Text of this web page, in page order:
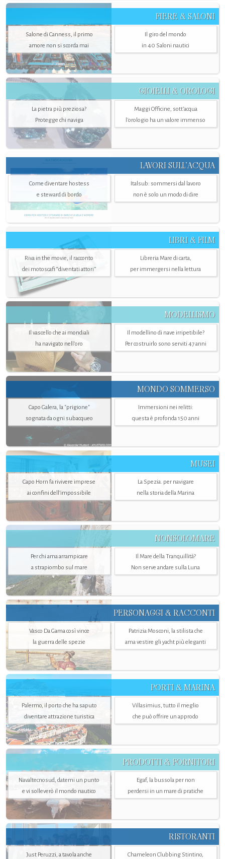
FIERE & SALONI
Salone di Canness, il primo
amore non si scorda mai
Il giro del mondo
in 40 Saloni nautici
GIOIELLI & OROLOGI
La pietra più preziosa?
Protegge chi naviga
Maggi Officine, sott’acqua
l'orologio ha un valore immenso
LAVORI SULL’ACQUA
Come diventare hostess
e steward di bordo
Italsub: sommersi dal lavoro
non è solo un modo di dire
LIBRI & FILM
Riva in the movie, il racconto
dei motoscafi “diventati attori”
Libreria Mare di carta,
per immergersi nella lettura
MODELLISMO
Il vascello che ai mondiali
ha navigato nell’oro
Il modellino di nave irripetibile?
Per costruirlo sono serviti 47 anni
MONDO SOMMERSO
Capo Galera, la "prigione"
sognata da ogni subacqueo
Immersioni nei relitti:
questa è profonda 150 anni
MUSEI
Capo Horn fa rivivere imprese
ai confini dell’impossibile
La Spezia. per navigare
nella storia della Marina
NONSOLOMARE
Per chi ama arrampicare
a strapiombo sul mare
Il Mare della Tranquillità?
Non serve andare sulla Luna
PERSONAGGI & RACCONTI
Vasco Da Gama così vince
la guerra delle spezie
Patrizia Mosconi, la stilista che
ama vestire gli yacht più eleganti
PORTI & MARINA
Palermo, il porto che ha saputo
diventare attrazione turistica
Villasimius, tutto il meglio
che può offrire un approdo
PRODOTTI & FORNITORI
Navaltecnosud, datemi un punto
e vi solleverò il mondo nautico
Egaf, la bussola per non
perdersi in un mare di pratiche
RISTORANTI
Just Peruzzi, a tavola anche Chameleon Clubbing Stintino,